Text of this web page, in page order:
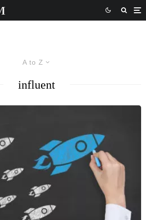
A to Z
influent